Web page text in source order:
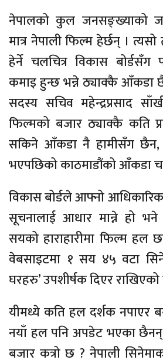
नेपालको कुल जनसङ्ख्याको
मात्र नेपाली फिल्म हेर्छन् ।
हेर्ने चलचित्र विकास
कमाइ हुन्छ भन्ने ठ्याक्कै आँकडा
सदस्य सचिव महेन्द्रप्रसाद
फिल्मको बजार ठ्याक्कै कति
सकिने आँकडा नै हामीसँग
भएपछिको काठमाडौंको आँकडा
विकास बोर्डले आफ्नो
सूचनालाई आधार मान्ने हो
सयको हाराहारीमा फिल्म हल
वेबसाइटमा १ सय ४५ वटा
घरहरु’ उपशीर्षक दिएर
यीमध्ये कति हल दर्शक नपाएर
नयाँ हल पनि अपडेट भएका छैनन्
बजार कत्रो छ ? नेपाली